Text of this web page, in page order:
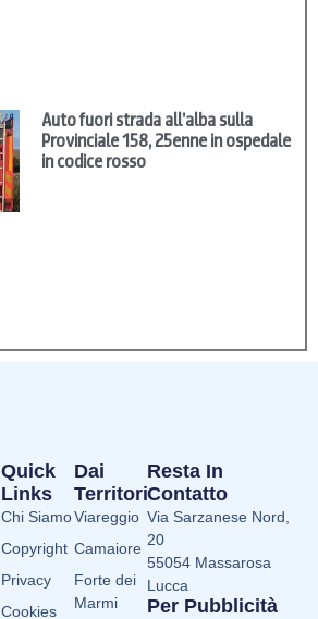
Auto fuori strada all’alba sulla
Provinciale 158, 25enne in ospedale
in codice rosso
Dai
Territori
Viareggio
Camaiore
Forte dei
Marmi
Quick
Links
Chi Siamo
Copyright
Privacy
Cookies
Resta In
Contatto
Via Sarzanese Nord,
20
55054 Massarosa
Lucca
Per Pubblicità